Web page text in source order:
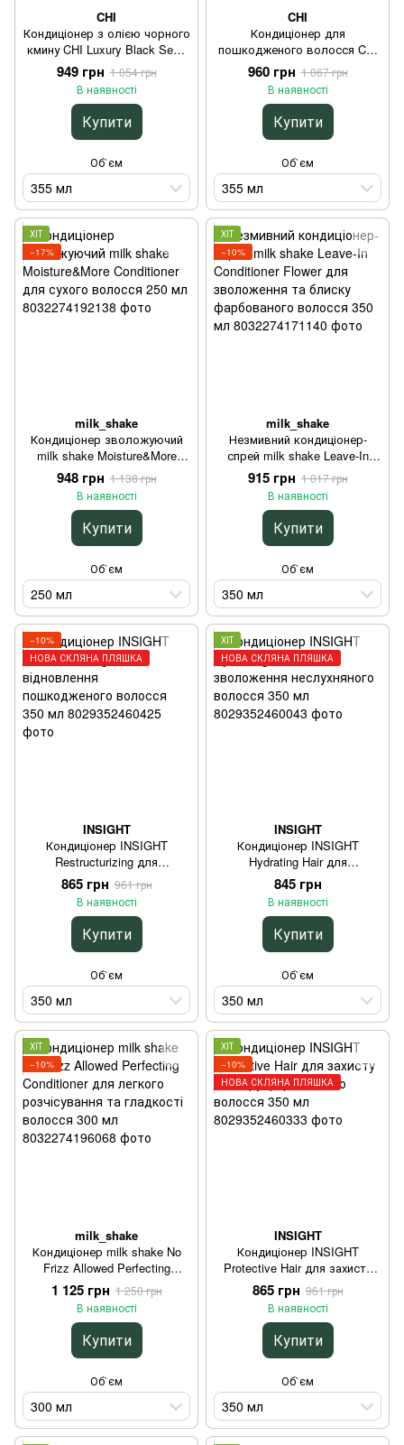
CHI
Кондиціонер з олією чорного
кмину CHI Luxury Black Seed
Oil Blend Moisture Replenish
Conditioner для зволоження
сухого волосся 355 мл
949 грн 1 054 грн
В наявності
Купити
Об`єм
355 мл
CHI
Кондиціонер для
пошкодженого волосся CHI
Keratin Reconstructing
Conditioner для відновлення
та гладкості 355 мл
960 грн 1 067 грн
В наявності
Купити
Об`єм
355 мл
ХІТ
−17%
milk_shake
Кондиціонер зволожуючий
milk shake Moisture&More
Conditioner для сухого
волосся 250 мл
948 грн 1 138 грн
В наявності
Купити
Об`єм
250 мл
ХІТ
−10%
milk_shake
Незмивний кондиціонер-
спрей milk shake Leave-In
Conditioner Flower для
зволоження та блиску
фарбованого волосся 350 мл
915 грн 1 017 грн
В наявності
Купити
Об`єм
350 мл
−10%
НОВА СКЛЯНА ПЛЯШКА
INSIGHT
Кондиціонер INSIGHT
Restructurizing для
відновлення пошкодженого
волосся 350 мл
865 грн 961 грн
В наявності
Купити
Об`єм
350 мл
ХІТ
НОВА СКЛЯНА ПЛЯШКА
INSIGHT
Кондиціонер INSIGHT
Hydrating Hair для
зволоження неслухняного
волосся 350 мл
845 грн
В наявності
Купити
Об`єм
350 мл
ХІТ
−10%
milk_shake
Кондиціонер milk shake No
Frizz Allowed Perfecting
Conditioner для легкого
розчісування та гладкості
волосся 300 мл
1 125 грн 1 250 грн
В наявності
Купити
Об`єм
300 мл
ХІТ
−10%
НОВА СКЛЯНА ПЛЯШКА
INSIGHT
Кондиціонер INSIGHT
Protective Hair для захисту
кольору фарбованого
волосся 350 мл
865 грн 961 грн
В наявності
Купити
Об`єм
350 мл